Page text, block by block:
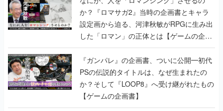
か？『ロマサガ2』当時の企画書とキャラ
設定画から迫る、河津秋敏がRPGに生み出
した「ロマン」の正体とは【ゲームの企画
書】
『ガンパレ』の企画書、ついに公開━初代
PSの伝説的タイトルは、なぜ生まれたの
か？そして『LOOP8』へ受け継がれたもの
【ゲームの企画書】